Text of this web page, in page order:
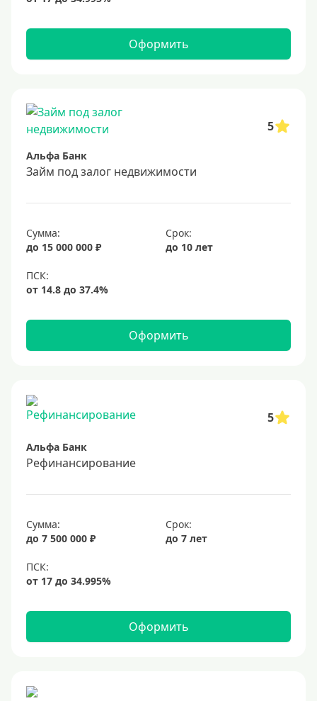
Оформить
5
Альфа Банк
Займ под залог недвижимости
Сумма:
до 15 000 000 ₽
Срок:
до 10 лет
Оформить
5
Альфа Банк
Рефинансирование
Сумма:
до 7 500 000 ₽
Срок:
до 7 лет
Оформить